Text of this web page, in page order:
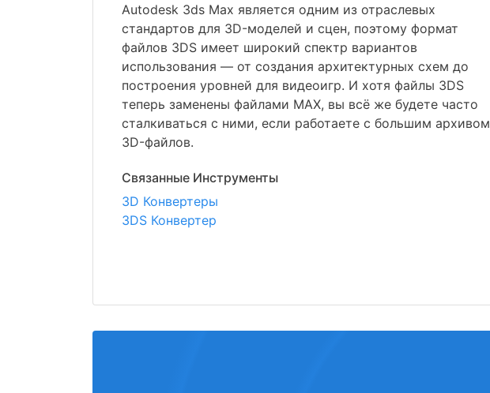
Autodesk 3ds Max является одним из отраслевых
стандартов для 3D-моделей и сцен, поэтому формат
файлов 3DS имеет широкий спектр вариантов
использования — от создания архитектурных схем до
построения уровней для видеоигр. И хотя файлы 3DS
теперь заменены файлами MAX, вы всё же будете часто
сталкиваться с ними, если работаете с большим архивом
3D-файлов.
Связанные Инструменты
3D Конвертеры
3DS Конвертер